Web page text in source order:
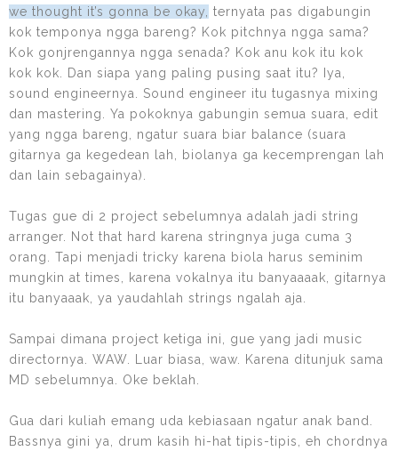
we thought it’s gonna be okay,
ternyata pas digabungin
kok temponya ngga bareng? Kok pitchnya ngga sama?
Kok gonjrengannya ngga senada? Kok anu kok itu kok
kok kok. Dan siapa yang paling pusing saat itu? Iya,
sound engineernya. Sound engineer itu tugasnya mixing
dan mastering. Ya pokoknya gabungin semua suara, edit
yang ngga bareng, ngatur suara biar balance (suara
gitarnya ga kegedean lah, biolanya ga kecemprengan lah
dan lain sebagainya).
Tugas gue di 2 project sebelumnya adalah jadi string
arranger. Not that hard karena stringnya juga cuma 3
orang. Tapi menjadi tricky karena biola harus seminim
mungkin at times, karena vokalnya itu banyaaaak, gitarnya
itu banyaaak, ya yaudahlah strings ngalah aja.
Sampai dimana project ketiga ini, gue yang jadi music
directornya. WAW. Luar biasa, waw. Karena ditunjuk sama
MD sebelumnya. Oke beklah.
Gua dari kuliah emang uda kebiasaan ngatur anak band.
Bassnya gini ya, drum kasih hi-hat tipis-tipis, eh chordnya